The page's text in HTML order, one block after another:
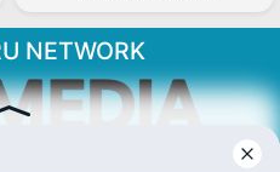
NETWORK